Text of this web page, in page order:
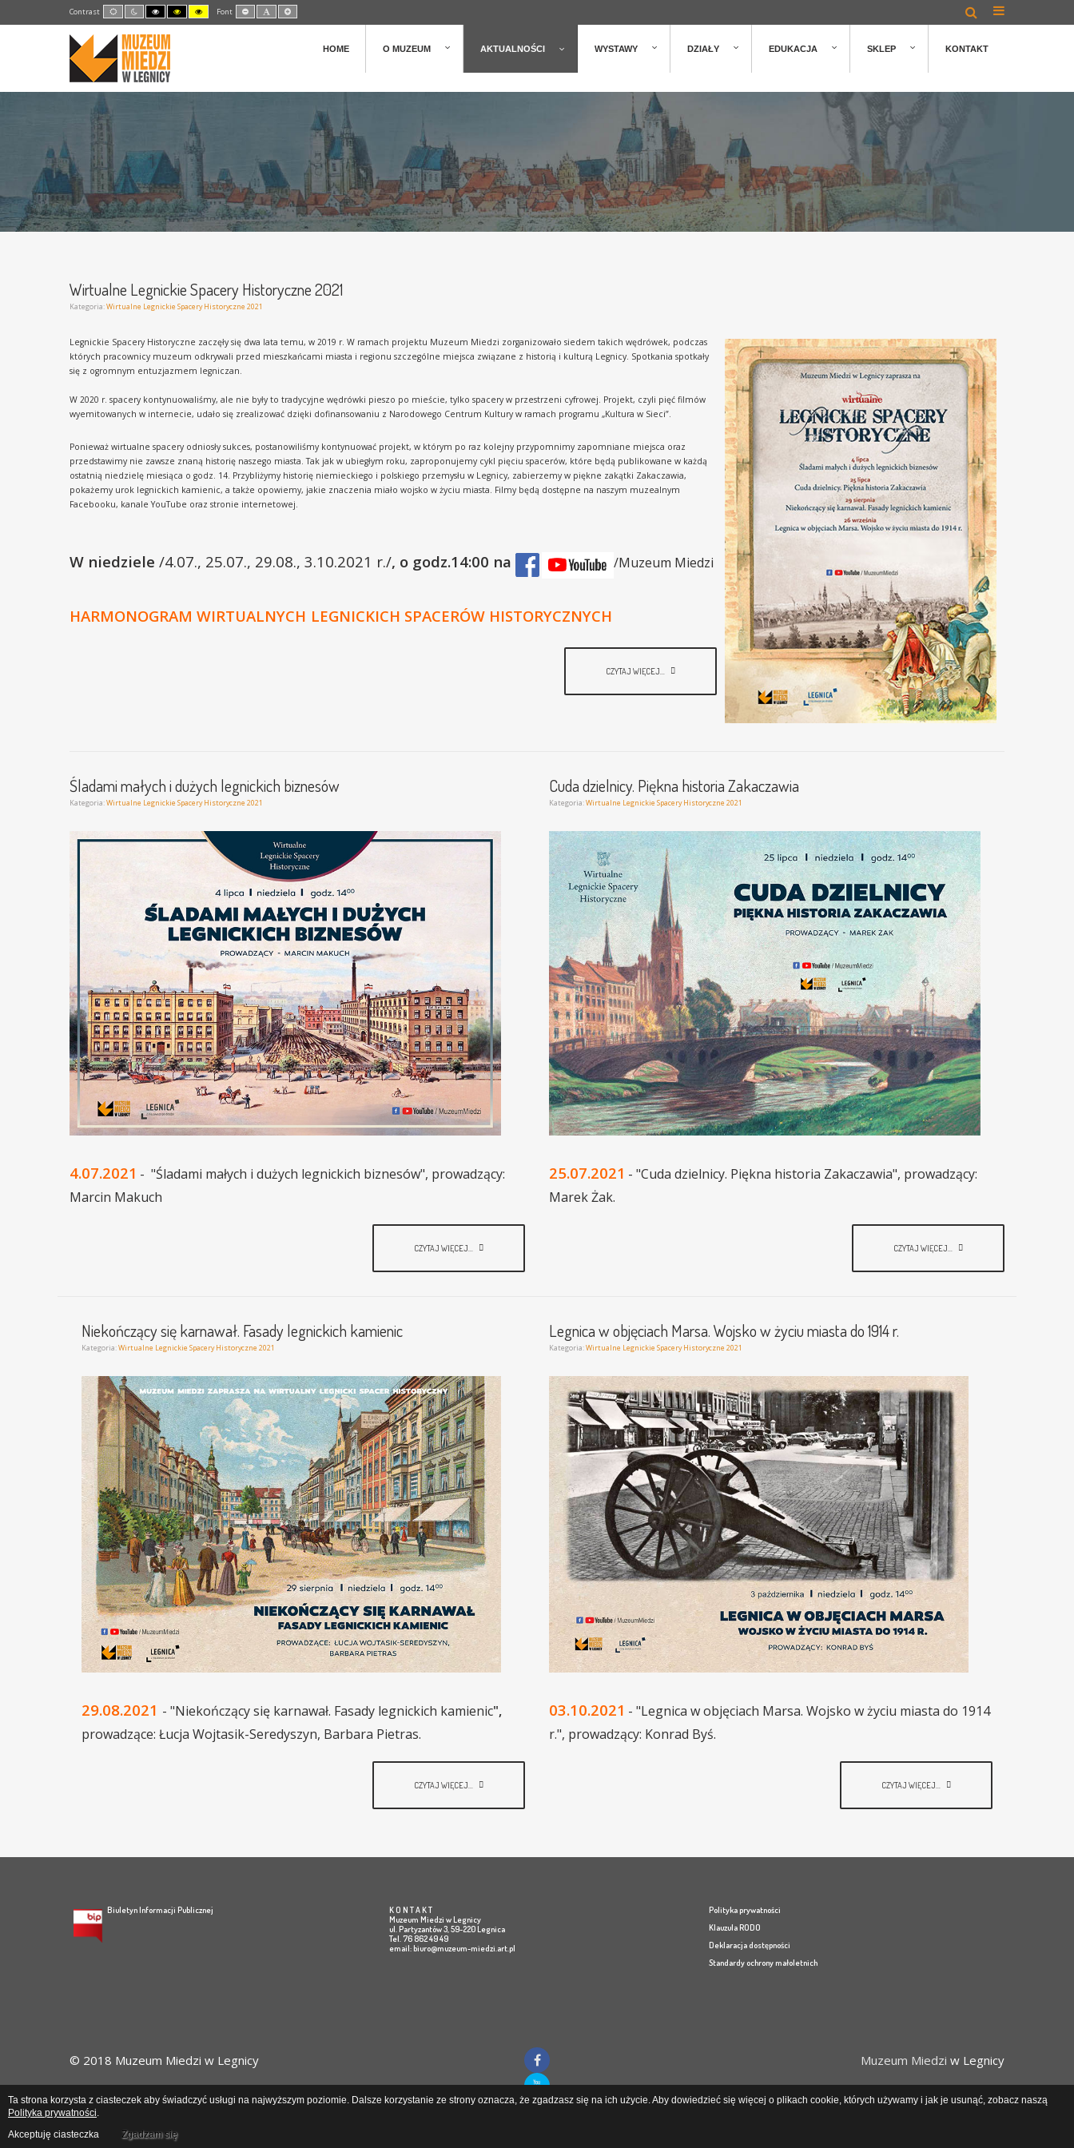
Contrast Default
mode
Night
mode
High
Contrast
Black
White
mode
High
Contrast
Black
High
Contrast
Yellow
Font Set
Smaller
Font
Default
Font
Set
Larger
Font
HOME O MUZEUM AKTUALNOŚCI WYSTAWY DZIAŁY EDUKACJA SKLEP KONTAKT
Wirtualne Legnickie Spacery Historyczne 2021
Kategoria:Wirtualne Legnickie Spacery Historyczne 2021
Legnickie Spacery Historyczne zaczęły się dwa lata temu, w 2019 r. W ramach projektu Muzeum Miedzi zorganizowało siedem takich wędrówek, podczas
których pracownicy muzeum odkrywali przed mieszkańcami miasta i regionu szczególne miejsca związane z historią i kulturą Legnicy. Spotkania spotkały
się z ogromnym entuzjazmem legniczan.
W 2020 r. spacery kontynuowaliśmy, ale nie były to tradycyjne wędrówki pieszo po mieście, tylko spacery w przestrzeni cyfrowej. Projekt, czyli pięć filmów
wyemitowanych w internecie, udało się zrealizować dzięki dofinansowaniu z Narodowego Centrum Kultury w ramach programu „Kultura w Sieci”.
Ponieważ wirtualne spacery odniosły sukces, postanowiliśmy kontynuować projekt, w którym po raz kolejny przypomnimy zapomniane miejsca oraz
przedstawimy nie zawsze znaną historię naszego miasta. Tak jak w ubiegłym roku, zaproponujemy cykl pięciu spacerów, które będą publikowane w każdą
ostatnią niedzielę miesiąca o godz. 14. Przybliżymy historię niemieckiego i polskiego przemysłu w Legnicy, zabierzemy w piękne zakątki Zakaczawia,
pokażemy urok legnickich kamienic, a także opowiemy, jakie znaczenia miało wojsko w życiu miasta. Filmy będą dostępne na naszym muzealnym
Facebooku, kanale YouTube oraz stronie internetowej.
W niedziele /4.07., 25.07., 29.08., 3.10.2021 r./, o godz.14:00 na /Muzeum Miedzi
HARMONOGRAM WIRTUALNYCH LEGNICKICH SPACERÓW HISTORYCZNYCH
CZYTAJ WIĘCEJ...
Śladami małych i dużych legnickich biznesów
Kategoria:Wirtualne Legnickie Spacery Historyczne 2021
4.07.2021 - "Śladami małych i dużych legnickich biznesów", prowadzący:
Marcin Makuch
CZYTAJ WIĘCEJ...
Cuda dzielnicy. Piękna historia Zakaczawia
Kategoria:Wirtualne Legnickie Spacery Historyczne 2021
25.07.2021 - "Cuda dzielnicy. Piękna historia Zakaczawia", prowadzący:
Marek Żak.
CZYTAJ WIĘCEJ...
Niekończący się karnawał. Fasady legnickich kamienic
Kategoria:Wirtualne Legnickie Spacery Historyczne 2021
29.08.2021 - "Niekończący się karnawał. Fasady legnickich kamienic",
prowadzące: Łucja Wojtasik-Seredyszyn, Barbara Pietras.
CZYTAJ WIĘCEJ...
Legnica w objęciach Marsa. Wojsko w życiu miasta do 1914 r.
Kategoria:Wirtualne Legnickie Spacery Historyczne 2021
03.10.2021 - "Legnica w objęciach Marsa. Wojsko w życiu miasta do 1914
r.", prowadzący: Konrad Byś.
CZYTAJ WIĘCEJ...
Biuletyn Informacji Publicznej
K O N T A K T
Muzeum Miedzi w Legnicy
ul. Partyzantów 3, 59-220 Legnica
Tel. 76 862 49 49
email:biuro@muzeum-miedzi.art.pl
Polityka prywatności
Klauzula RODO
Deklaracja dostępności
Standardy ochrony małoletnich
© 2018 Muzeum Miedzi w Legnicy Muzeum Miedzi w Legnicy
Ta strona korzysta z ciasteczek aby świadczyć usługi na najwyższym poziomie. Dalsze korzystanie ze strony oznacza, że zgadzasz się na ich użycie. Aby dowiedzieć się więcej o plikach cookie, których używamy i jak je usunąć, zobacz naszą
Polityka prywatności.
Akceptuję ciasteczka
Zgadzam się